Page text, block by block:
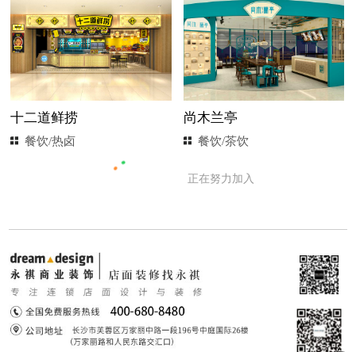
十二道鲜捞
餐饮/热卤
尚木兰亭
餐饮/茶饮
正在努力加入